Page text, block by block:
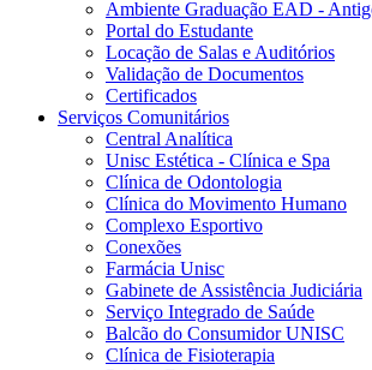
Ambiente Graduação EAD -
Portal do Estudante
Locação de Salas e Auditórios
Validação de Documentos
Certificados
Serviços Comunitários
Central Analítica
Unisc Estética - Clínica e Spa
Clínica de Odontologia
Clínica do Movimento Humano
Complexo Esportivo
Conexões
Farmácia Unisc
Gabinete de Assistência Judiciária
Serviço Integrado de Saúde
Balcão do Consumidor UNISC
Clínica de Fisioterapia